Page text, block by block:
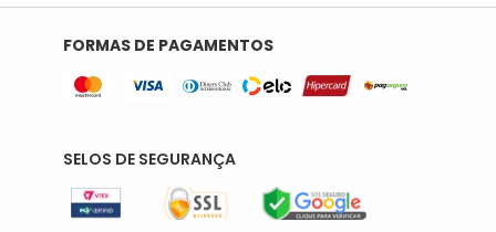
FORMAS DE PAGAMENTOS
SELOS DE SEGURANÇA